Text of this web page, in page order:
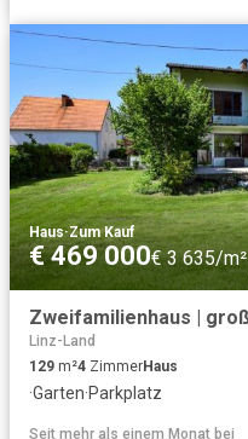
Haus·Zum Kauf
€ 469 000€ 3 635/m²
Linz-Land
129 m²4 ZimmerHaus
·Garten·Parkplatz
Seit mehr als einem Monat bei